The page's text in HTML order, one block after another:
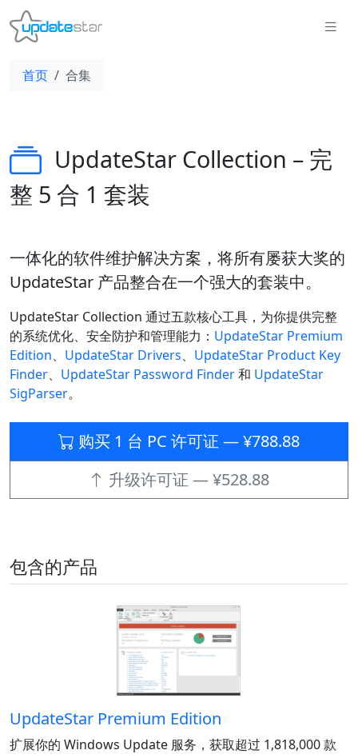
首页 合集
UpdateStar Collection – 完
整 5 合 1 套装
一体化的软件维护解决方案，将所有屡获大奖的
UpdateStar 产品整合在一个强大的套装中。
UpdateStar Collection 通过五款核心工具，为你提供完整
的系统优化、安全防护和管理能力： UpdateStar Premium
Edition、 UpdateStar Drivers、 UpdateStar Product Key
Finder、 UpdateStar Password Finder和 UpdateStar
SigParser。
购买 1 台 PC 许可证 — ¥788.88
升级许可证 — ¥528.88
包含的产品
UpdateStar Premium Edition
扩展你的 Windows Update 服务，获取超过 1,818,000 款